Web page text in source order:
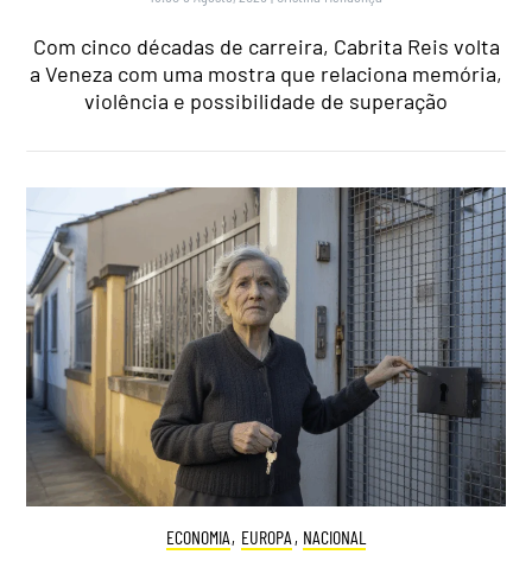
Com cinco décadas de carreira, Cabrita Reis volta
a Veneza com uma mostra que relaciona memória,
violência e possibilidade de superação
ECONOMIA, EUROPA , NACIONAL